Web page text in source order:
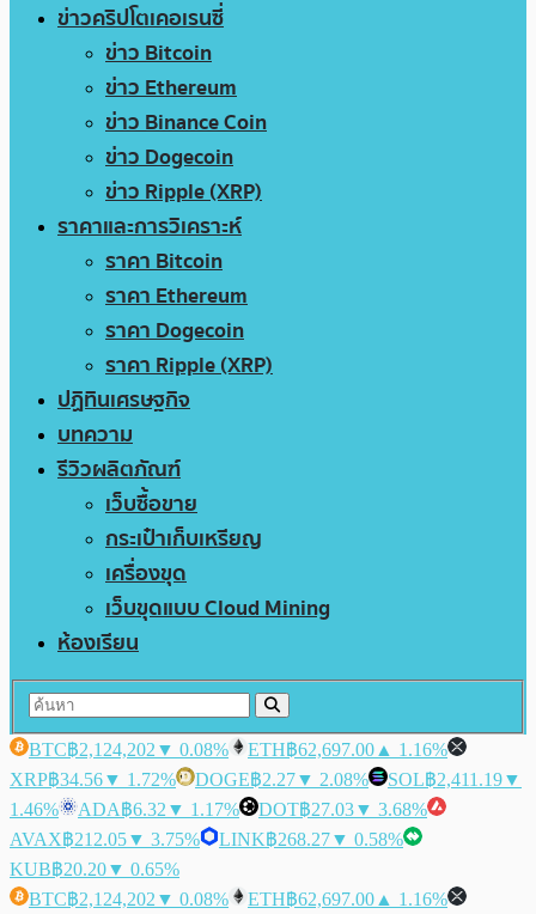
ข่าวคริปโตเคอเรนซี่
ข่าว Bitcoin
ข่าว Ethereum
ข่าว Binance Coin
ข่าว Dogecoin
ข่าว Ripple (XRP)
ราคาและการวิเคราะห์
ราคา Bitcoin
ราคา Ethereum
ราคา Dogecoin
ราคา Ripple (XRP)
ปฏิทินเศรษฐกิจ
บทความ
รีวิวผลิตภัณฑ์
เว็บซื้อขาย
กระเป๋าเก็บเหรียญ
เครื่องขุด
เว็บขุดแบบ Cloud Mining
ห้องเรียน
BTC฿2,124,202 ▼ 0.08% ETH฿62,697.00 ▲ 1.16%
XRP฿34.56▼ 1.72% DOGE฿2.27▼ 2.08% SOL฿2,411.19▼
1.46%
ADA฿6.32 ▼ 1.17% DOT฿27.03▼ 3.68%
AVAX฿212.05▼ 3.75% LINK฿268.27▼ 0.58%
KUB฿20.20▼ 0.65%
BTC฿2,124,202 ▼ 0.08% ETH฿62,697.00 ▲ 1.16%